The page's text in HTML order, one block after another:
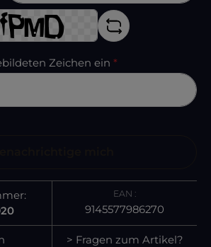
Zeichen ein *
EAN :
9145577986270
> Fragen zum Artikel?